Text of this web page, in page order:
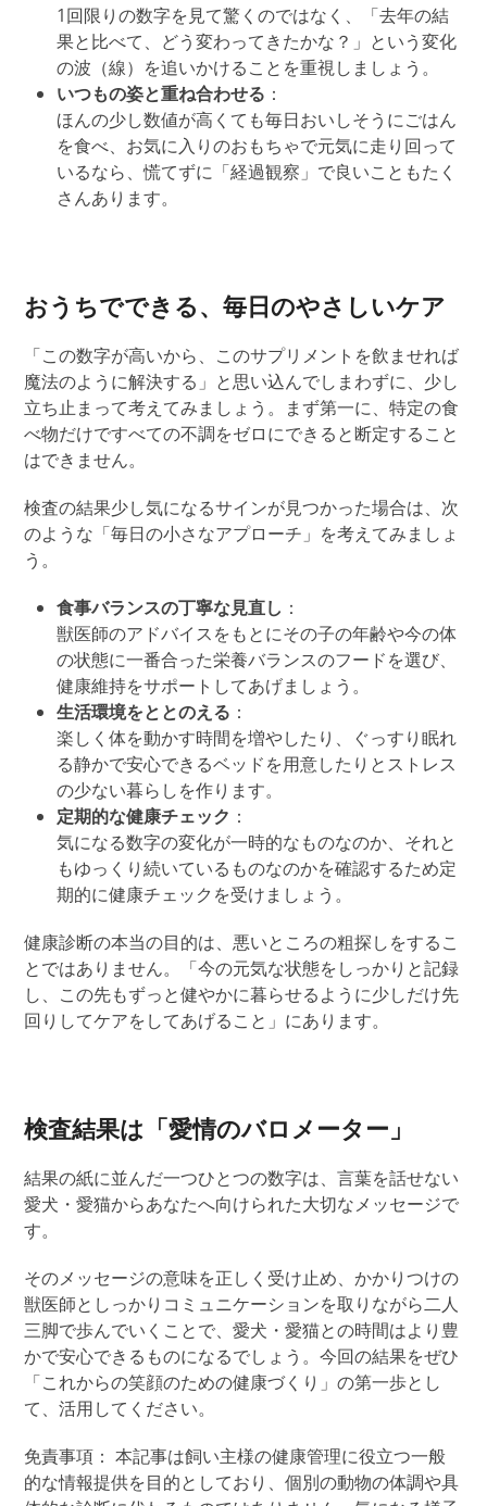
1回限りの数字を見て驚くのではなく、「去年の結
果と比べて、どう変わってきたかな？」という変化
の波（線）を追いかけることを重視しましょう。
いつもの姿と重ね合わせる ：
ほんの少し数値が高くても毎日おいしそうにごはん
を食べ、お気に入りのおもちゃで元気に走り回って
いるなら、慌てずに「経過観察」で良いこともたく
さんあります。
おうちでできる、毎日のやさしいケア
「この数字が高いから、このサプリメントを飲ませれば
魔法のように解決する」と思い込んでしまわずに、少し
立ち止まって考え てみましょう 。 まず第一に、特定の食
べ物だけですべての不調をゼロにできると断定すること
はできません。
検査の結果少し気になるサインが見つかった場合は、次
のような「毎日の小さなアプローチ」を考えてみましょ
う。
食事バランスの丁寧な見直し ：
獣医師のアドバイスをもとにその子の年齢や今の体
の状態に一番合った栄養バランスのフードを選び、
健康維持をサポートしてあげましょう。
生活環境をととのえる ：
楽しく体を動かす時間を増やしたり、ぐっすり眠れ
る静かで安心できるベッドを用意したりとストレス
の少ない暮らしを作ります。
定期的な健康チェック ：
気になる数字の変化が一時的なものなのか、それと
もゆっくり続いているものなのかを確認するため定
期的に健康チェックを受けましょう。
健康診断の本当の目的は、悪いところの粗探しをするこ
とではありません。「今の元気な状態をしっかりと記録
し、この先もずっと健やかに暮らせるように少しだけ先
回りしてケアをしてあげること」にあります。
検査結果は「愛情のバロメーター」
結果の紙に並んだ一つひとつの数字は、言葉を話せない
愛犬・愛猫からあなたへ向けられた大切なメッセージで
す。
そのメッセージの意味を正しく 受け止め、かかりつけの
獣医師としっかりコミュニケーションを取りながら二人
三脚で歩んでいくことで、愛犬・愛猫との時間はより豊
かで安心できるものになるでしょう。今回の結果をぜひ
「これからの笑顔のための健康づくり」の第一歩とし
て、活用してください。
免責事項： 本記事は飼い主様の健康管理に役立つ一般
的な情報提供を目的としており、個別の動物の体調や具